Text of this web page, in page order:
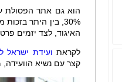
הוא גם אתר הפסולת
30%, בין היתר
האיגוד, לצד יזמים
לקראת ועידת ישראל
קצר עם נשיא הוועידה,